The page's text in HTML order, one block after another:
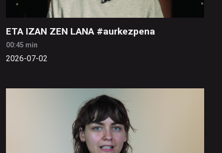
ETA IZAN ZEN LANA #aurkezpena
00:45 min
2026-07-02